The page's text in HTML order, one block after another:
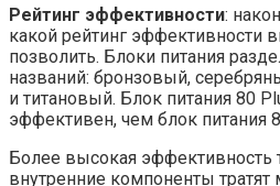
Рейтинг эффективности:
какой рейтинг эффективности
позволить. Блоки питания
названий: бронзовый,
и титановый. Блок питания 80
эффективен, чем блок питания
Более высокая эффективность
внутренние компоненты